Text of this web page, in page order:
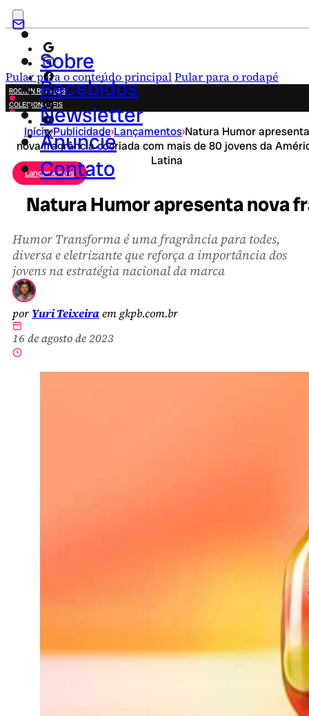
Pular para o conteúdo principalPular para o rodapé
Sobre
Recebidos
Newsletter
Anuncie
Contato
ROCK IN RIO 2026
COLECIONÁVEIS
FESTA JUNINA
NOVIDADES
CAMPANHAS CRIATIVAS
Início›Publicidade›Lançamentos›Natura Humor apresenta
nova fragrância cocriada com mais de 80 jovens da
Latina
Lançamentos
Natura Humor apresenta nova
Humor Transforma é uma fragrância para todes,
diversa e eletrizante que reforça a importância dos
jovens na estratégia nacional da marca
por Yuri Teixeiraem gkpb.com.br
16 de agosto de 2023